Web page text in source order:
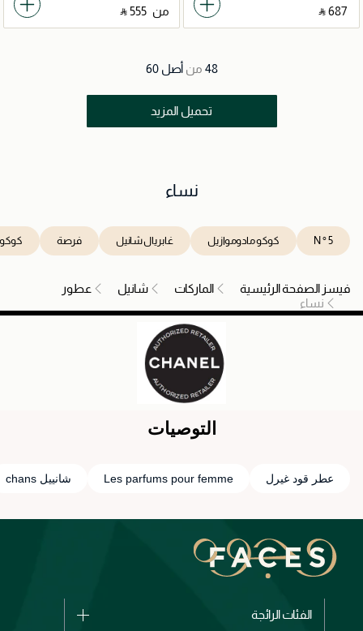
‎ ⃁ ⁦687⁩ ‎ من ‎ ⃁ ⁦555⁩ ‎
48 من أصل 60
تحميل المزيد
نساء
N ° 5 كوكو مادوموازيل غابريال شانيل فرصة كوكو
فيسز الصفحة الرئيسية الماركات شانيل
عطور
نساء
التوصيات
عطر قود غيرل Les parfums pour femme شانييل chans
الفئات الرائجة